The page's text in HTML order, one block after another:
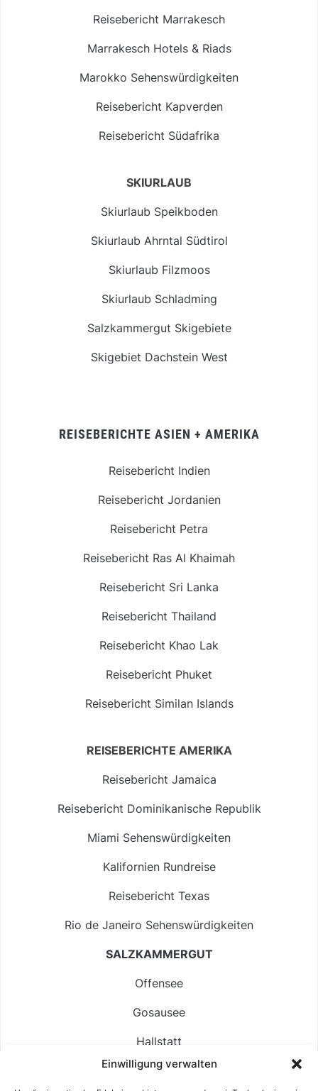
Einwilligung verwalten
Reisebericht Marrakesch
Marrakesch Hotels & Riads
Marokko Sehenswürdigkeiten
Reisebericht Kapverden
Reisebericht Südafrika
SKIURLAUB
Skiurlaub Speikboden
Skiurlaub Ahrntal Südtirol
Skiurlaub Filzmoos
Skiurlaub Schladming
Salzkammergut Skigebiete
Skigebiet Dachstein West
REISEBERICHTE ASIEN + AMERIKA
Reisebericht Indien
Reisebericht Jordanien
Reisebericht Petra
Reisebericht Ras Al Khaimah
Reisebericht Sri Lanka
Reisebericht Thailand
Reisebericht Khao Lak
Reisebericht Phuket
Reisebericht Similan Islands
REISEBERICHTE AMERIKA
Reisebericht Jamaica
Reisebericht Dominikanische Republik
Miami Sehenswürdigkeiten
Kalifornien Rundreise
Reisebericht Texas
Rio de Janeiro Sehenswürdigkeiten
SALZKAMMERGUT
Offensee
Gosausee
Hallstatt
Langbathsee